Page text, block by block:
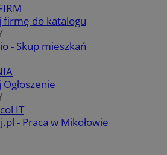
firmę do katalogu
- Skup mieszkań
IT
- Praca w Mikołowie